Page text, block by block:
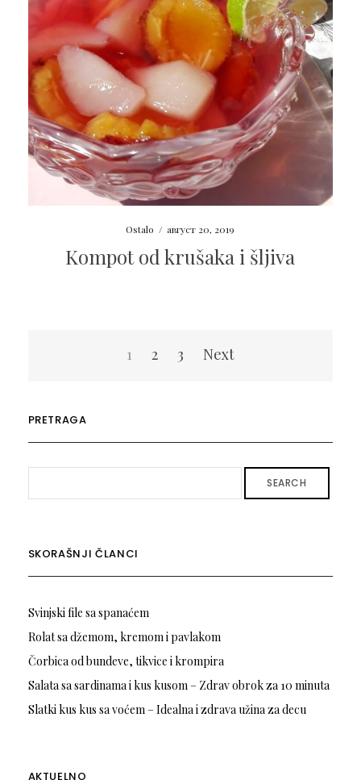
Ostalo / август 20, 2019
Kompot od krušaka i šljiva
1 2 3 Next
PRETRAGA
SEARCH
SKORAŠNJI ČLANCI
Svinjski file sa spanaćem
Rolat sa džemom, kremom i pavlakom
Čorbica od bundeve, tikvice i krompira
Salata sa sardinama i kus kusom – Zdrav obrok za 10 minuta
Slatki kus kus sa voćem – Idealna i zdrava užina za decu
AKTUELNO